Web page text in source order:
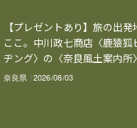
【プレゼントあり】旅の出発
ここ。中川政七商店〈鹿猿狐
ヂング〉の〈奈良風土案内所
奈良県 2026/08/03